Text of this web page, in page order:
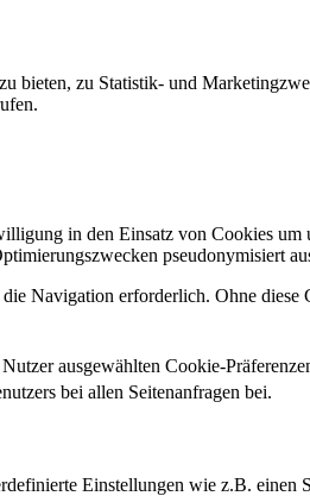
bieten, zu Statistik- und
in den Einsatz von Cookies
pseudonymisiert
Navigation erforderlich. Ohne
ausgewählten Cookie-
bei allen Seitenanfragen bei.
Einstellungen wie z.B.